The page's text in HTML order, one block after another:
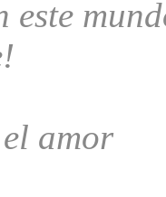
este
amor